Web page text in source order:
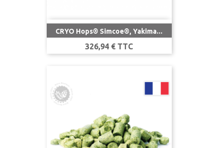
CRYO Hops® Simcoe®, Yakima...
Prix
326,94 € TTC